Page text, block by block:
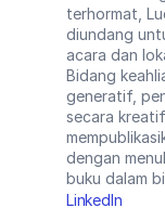
terhormat,
diundang
acara dan
Bidang
generatif,
secara
dengan
buku dalam
LinkedIn